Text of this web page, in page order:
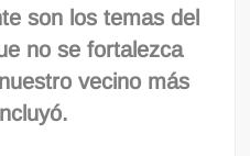
son los temas del
no se fortalezca
vecino más